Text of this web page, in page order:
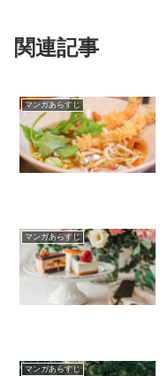
関連記事
マンガあらすじ
マンガあらすじ
マンガあらすじ